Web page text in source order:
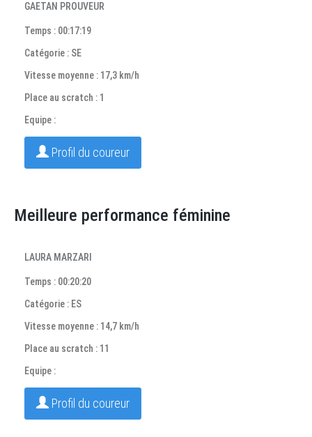
GAETAN PROUVEUR
Temps : 00:17:19
Catégorie : SE
Vitesse moyenne : 17,3 km/h
Place au scratch : 1
Equipe :
Profil du coureur
Meilleure performance féminine
LAURA MARZARI
Temps : 00:20:20
Catégorie : ES
Vitesse moyenne : 14,7 km/h
Place au scratch : 11
Equipe :
Profil du coureur